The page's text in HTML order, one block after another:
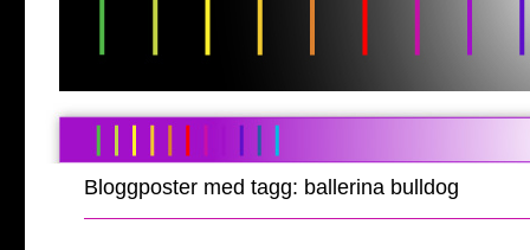
Bloggposter med tagg: ballerina bulldog